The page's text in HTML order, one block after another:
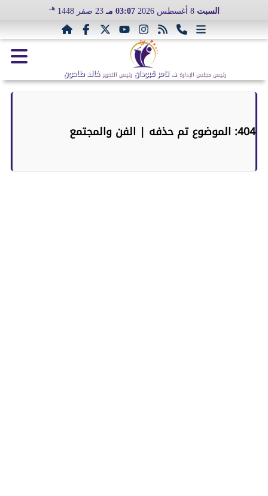
السبت 8 أغسطس 2026 03:07 مـ 23 صفر 1448 هـ
رئيس مجلس الإدارة د. تامر قبودان رئيس التحرير خالد طاحون
404: الموضوع تم حذفه | الفن والمجتمع